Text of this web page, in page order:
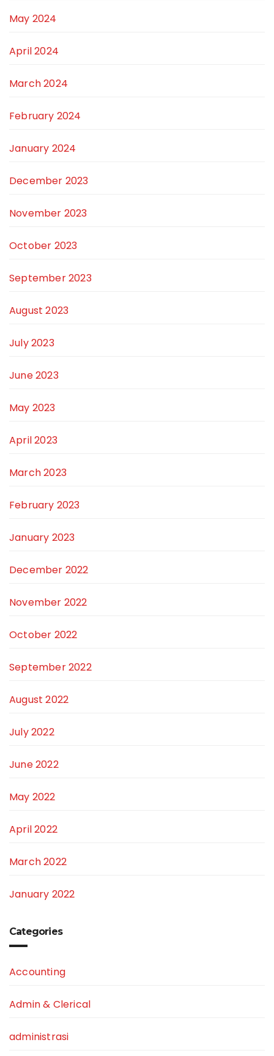
May 2024
April 2024
March 2024
February 2024
January 2024
December 2023
November 2023
October 2023
September 2023
August 2023
July 2023
June 2023
May 2023
April 2023
March 2023
February 2023
January 2023
December 2022
November 2022
October 2022
September 2022
August 2022
July 2022
June 2022
May 2022
April 2022
March 2022
January 2022
Categories
Accounting
Admin & Clerical
administrasi